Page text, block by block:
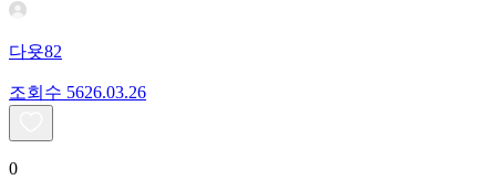
다욧82
조회수 5626.03.26
0